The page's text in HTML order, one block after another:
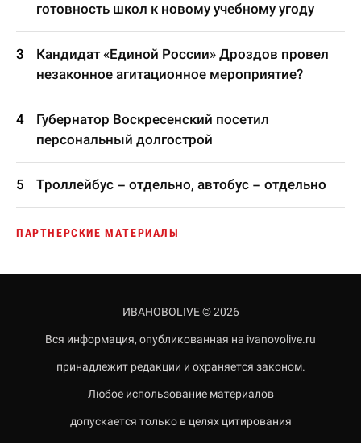
готовность школ к новому учебному угоду
Кандидат «Единой России» Дроздов провел
незаконное агитационное мероприятие?
Губернатор Воскресенский посетил
персональный долгострой
Троллейбус – отдельно, автобус – отдельно
ПАРТНЕРСКИЕ МАТЕРИАЛЫ
ИВАНОВОLIVE © 2026
Вся информация, опубликованная на ivanovolive.ru
принадлежит редакции и охраняется законом.
Любое использование материалов
допускается только в целях цитирования